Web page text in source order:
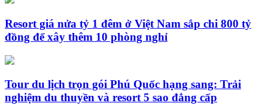
Resort giá nửa tỷ 1 đêm ở Việt Nam sắp chi 800 tỷ
đồng để xây thêm 10 phòng nghỉ
Tour du lịch trọn gói Phú Quốc hạng sang: Trải
nghiệm du thuyền và resort 5 sao đẳng cấp